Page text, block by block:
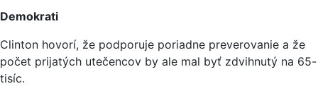
Demokrati
Clinton hovorí, že podporuje poriadne preverovanie a že
počet prijatých utečencov by ale mal byť zdvihnutý na 65-
tisíc.